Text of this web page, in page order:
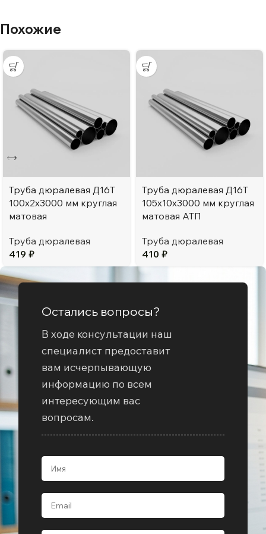
Похожие
Труба дюралевая Д16Т
100х2х3000 мм круглая
матовая
Труба дюралевая
419 ₽
Труба дюралевая Д16Т
105х10х3000 мм круглая
матовая АТП
Труба дюралевая
410 ₽
Остались вопросы?
В ходе консультации наш
специалист предоставит
вам исчерпывающую
информацию по всем
интересующим вас
вопросам.